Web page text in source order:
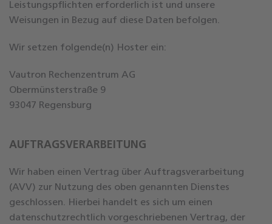
Leistungspflichten erforderlich ist und unsere
Weisungen in Bezug auf diese Daten befolgen.
Wir setzen folgende(n) Hoster ein:
Vautron Rechenzentrum AG
Obermünsterstraße 9
93047 Regensburg
AUFTRAGSVERARBEITUNG
Wir haben einen Vertrag über Auftragsverarbeitung
(AVV) zur Nutzung des oben genannten Dienstes
geschlossen. Hierbei handelt es sich um einen
datenschutzrechtlich vorgeschriebenen Vertrag, der